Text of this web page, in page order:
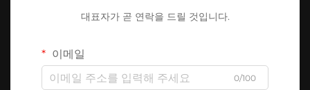
대표자가 곧 연락을 드릴 것입니다.
이메일
0/100